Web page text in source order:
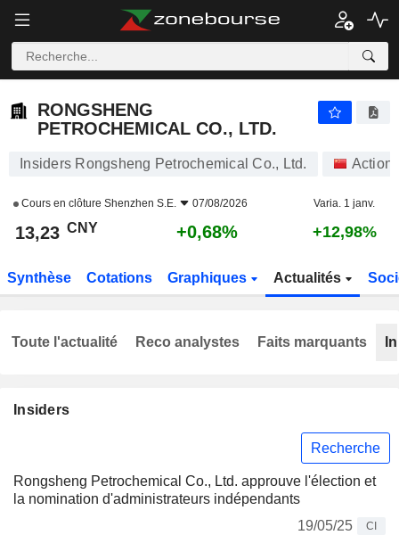
RONGSHENG
PETROCHEMICAL CO., LTD.
Insiders Rongsheng Petrochemical Co., Ltd.
Cours en clôture Shenzhen S.E. 07/08/2026 Varia. 1 janv.
13,23 CNY +0,68% +12,98%
Synthèse Cotations Graphiques Actualités
Insiders
Recherche
Rongsheng Petrochemical Co., Ltd. approuve l'élection et
la nomination d'administrateurs indépendants
19/05/25
CI
Toute l'actualité Reco analystes Faits marquants